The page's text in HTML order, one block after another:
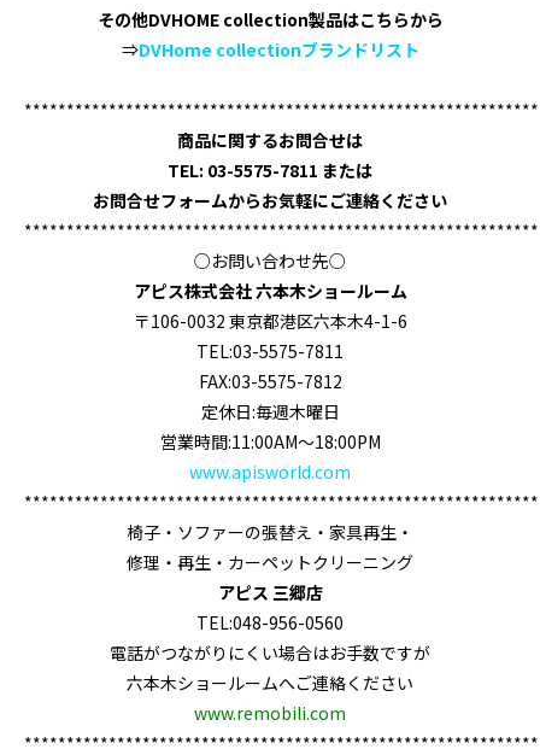
その他DVHOME collection製品はこちらから
⇒DVHome collectionブランドリスト
商品に関するお問合せは
TEL: 03-5575-7811 または
お問合せフォームからお気軽にご連絡ください
○お問い合わせ先○
アピス株式会社 六本木ショールーム
〒106-0032 東京都港区六本木4-1-6
TEL:03-5575-7811
FAX:03-5575-7812
定休日:毎週木曜日
営業時間:11:00AM～18:00PM
www.apisworld.com
椅子・ソファーの張替え・家具再生・
修理・再生・カーペットクリーニング
アピス 三郷店
TEL:048-956-0560
電話がつながりにくい場合はお手数ですが
六本木ショールームへご連絡ください
www.remobili.com